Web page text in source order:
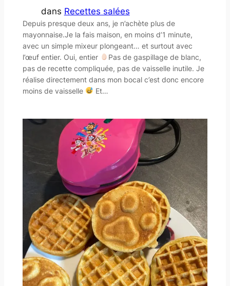
dans Recettes salées
Depuis presque deux ans, je n’achète plus de
mayonnaise.Je la fais maison, en moins d’1 minute,
avec un simple mixeur plongeant… et surtout avec
l’œuf entier. Oui, entier
Pas de gaspillage de blanc,
pas de recette compliquée, pas de vaisselle inutile. Je
réalise directement dans mon bocal c’est donc encore
moins de vaisselle
Et…